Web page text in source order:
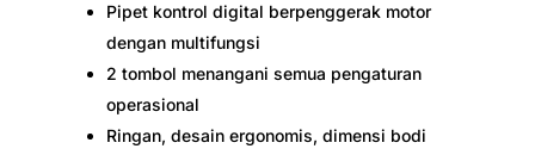
Pipet kontrol digital berpenggerak motor
dengan multifungsi
2 tombol menangani semua pengaturan
operasional
Ringan, desain ergonomis, dimensi bodi